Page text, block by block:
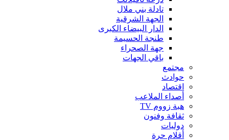
تادلة بني ملال
الجهة الشرقية
الدار البيضاء الكبرى
طنجة الحسيمة
جهة الصحراء
باقي الجهات
مجتمع
حوادث
اقتصاد
أصداء الملاعب
هبة زووم TV
ثقافة وفنون
دوليات
أقلام حرة